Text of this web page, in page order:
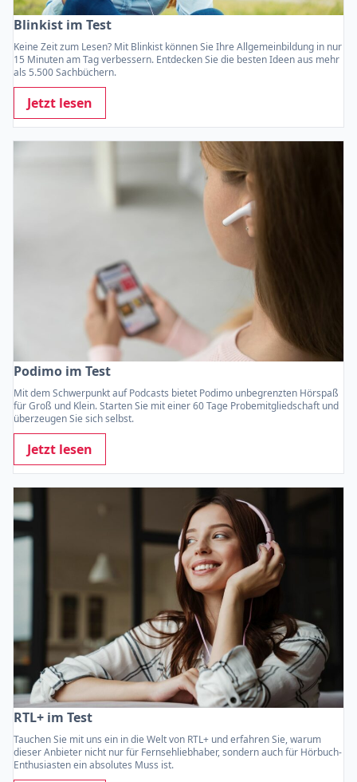
Blinkist im Test
Keine Zeit zum Lesen? Mit Blinkist können Sie Ihre Allgemeinbildung in nur
15 Minuten am Tag verbessern. Entdecken Sie die besten Ideen aus mehr
als 5.500 Sachbüchern.
Jetzt lesen
Podimo im Test
Mit dem Schwerpunkt auf Podcasts bietet Podimo unbegrenzten Hörspaß
für Groß und Klein. Starten Sie mit einer 60 Tage Probemitgliedschaft und
überzeugen Sie sich selbst.
Jetzt lesen
RTL+ im Test
Tauchen Sie mit uns ein in die Welt von RTL+ und erfahren Sie, warum
dieser Anbieter nicht nur für Fernsehliebhaber, sondern auch für Hörbuch-
Enthusiasten ein absolutes Muss ist.